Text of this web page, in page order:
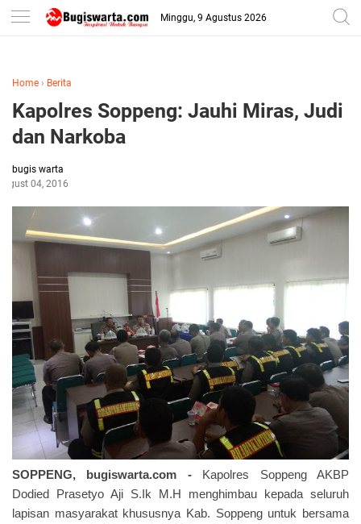
-->
Minggu, 9 Agustus 2026
Home › Berita
Kapolres Soppeng: Jauhi Miras, Judi
dan Narkoba
bugis warta
04, 2016
SOPPENG, bugiswarta.com -Kapolres Soppeng AKBP
Dodied Prasetyo Aji S.Ik M.H menghimbau kepada seluruh
lapisan masyarakat khususnya Kab. Soppeng untuk bersama